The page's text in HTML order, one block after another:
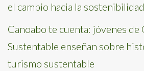
el cambio hacia la sostenibilidad
Canoabo te cuenta: jóvenes de
Sustentable enseñan sobre
turismo sustentable